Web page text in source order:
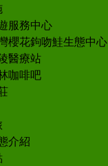
服務中心
櫻花鉤吻鮭生態中心
醫療站
咖啡吧
介紹